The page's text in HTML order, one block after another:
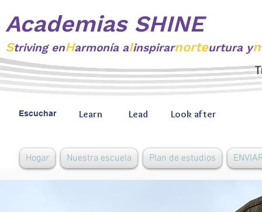
Academias SHINE
Striving enHarmonía aIinspirarnorteurtura y
Escuchar Learn Lead Look after
Hogar Nuestra escuela Plan de estudios